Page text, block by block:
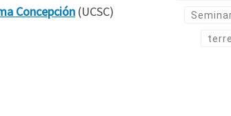
Concepción (UCSC)